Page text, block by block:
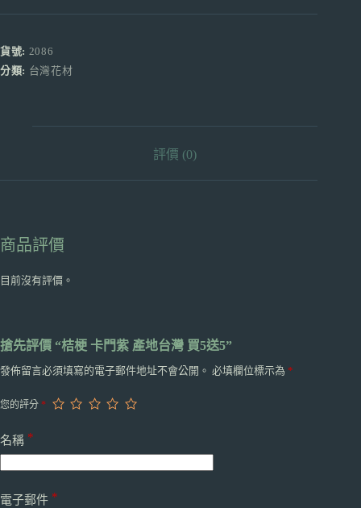
門
產
地
貨號: 2086
分類: 台灣花材
評價 (0)
商品評價
目前沒有評價。
搶先評價 “桔梗 卡門紫 產地台灣 買5送5”
發佈留言必須填寫的電子郵件地址不會公開。 必填欄位標示為 *
您的評分 *
名稱 *
電子郵件 *